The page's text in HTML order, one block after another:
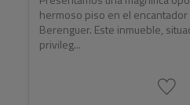
hermoso piso en el encantador
Berenguer. Este inmueble,
privileg...